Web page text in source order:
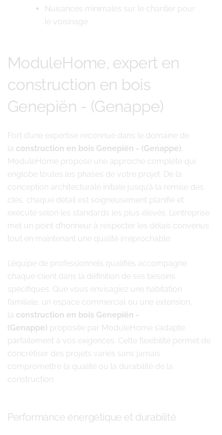
Nuisances minimales sur le chantier pour
le voisinage
ModuleHome, expert en
construction en bois
Genepiën - (Genappe)
Fort d’une expertise reconnue dans le domaine de
la construction en bois Genepiën - (Genappe)
ModuleHome propose une approche complète qui
englobe toutes les phases de votre projet. De la
conception architecturale initiale jusqu’à la remise des
clés, chaque détail est soigneusement planifié et
exécuté selon les standards les plus élevés. L’entreprise
met un point d’honneur à respecter les délais convenus
tout en maintenant une qualité irréprochable.
L’équipe de professionnels qualifiés accompagne
chaque client dans la définition de ses besoins
spécifiques. Que vous envisagiez une habitation
familiale, un espace commercial ou une extension,
la construction en bois Genepiën -
(Genappe) proposée par ModuleHome s’adapte
parfaitement à vos exigences. Cette flexibilité permet de
concrétiser des projets variés sans jamais
compromettre la qualité ou la durabilité de la
construction.
Performance énergétique et durabilité